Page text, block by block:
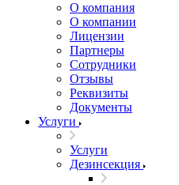
О компания
О компании
Лицензии
Партнеры
Сотрудники
Отзывы
Реквизиты
Документы
Услуги
Услуги
Дезинсекция